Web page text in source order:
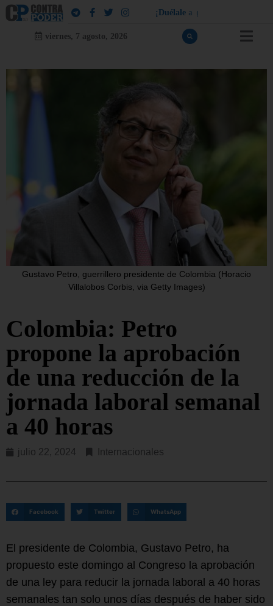
¡ Dué a e a q
viernes, 7 agosto, 2026
Gustavo Petro, guerrillero presidente de Colombia (Horacio
Villalobos Corbis, via Getty Images)
Colombia: Petro
propone la aprobación
de una reducción de la
jornada laboral semanal
a 40 horas
julio 22, 2024 Internacionales
Facebook Twitter WhatsApp
El presidente de Colombia, Gustavo Petro, ha
propuesto este domingo al Congreso la aprobación
de una ley para reducir la jornada laboral a 40 horas
semanales tan solo unos días después de haber sido